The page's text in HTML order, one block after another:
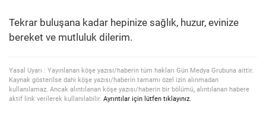
Tekrar buluşana kadar hepinize sağlık, huzur, evinize
bereket ve mutluluk dilerim.
Yasal Uyarı : Yayınlanan köşe yazısı/haberin tüm hakları Gün Medya Grubuna aittir.
Kaynak gösterilse dahi köşe yazısı/haberin tamamı özel izin alınmadan
kullanılamaz. Ancak alıntılanan köşe yazısı/haberin bir bölümü, alıntılanan habere
aktif link verilerek kullanılabilir. Ayrıntılar için lütfen tıklayınız.